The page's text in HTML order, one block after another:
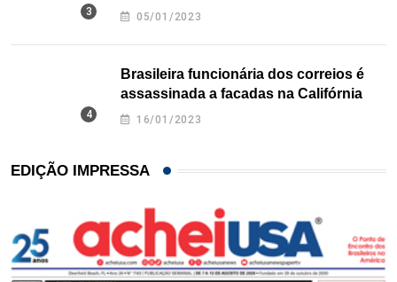
Texas
05/01/2023
Brasileira funcionária dos correios é
assassinada a facadas na Califórnia
16/01/2023
EDIÇÃO IMPRESSA